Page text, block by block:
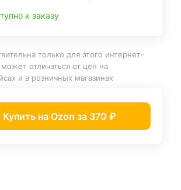
к заказу
только для этого интернет-
отличаться от цен на
и в розничных магазинах
Купить на Ozon за 370 ₽